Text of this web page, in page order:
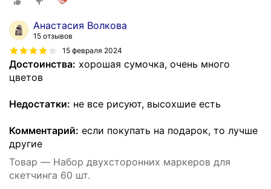
Анастасия Волкова
15 отзывов
15 февраля 2024
Достоинства: хорошая сумочка, очень много
цветов
Недостатки: не все рисуют, высохшие есть
Комментарий: если покупать на подарок, то лучше
другие
Товар — Набор двухсторонних маркеров для
скетчинга 60 шт.